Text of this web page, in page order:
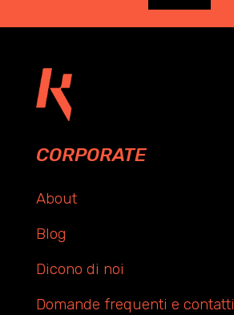
CORPORATE
About
Blog
Dicono di noi
Domande frequenti e contatti